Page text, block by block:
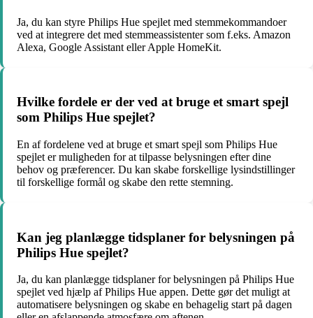
Ja, du kan styre Philips Hue spejlet med stemmekommandoer
ved at integrere det med stemmeassistenter som f.eks. Amazon
Alexa, Google Assistant eller Apple HomeKit.
Hvilke fordele er der ved at bruge et smart spejl
som Philips Hue spejlet?
En af fordelene ved at bruge et smart spejl som Philips Hue
spejlet er muligheden for at tilpasse belysningen efter dine
behov og præferencer. Du kan skabe forskellige lysindstillinger
til forskellige formål og skabe den rette stemning.
Kan jeg planlægge tidsplaner for belysningen på
Philips Hue spejlet?
Ja, du kan planlægge tidsplaner for belysningen på Philips Hue
spejlet ved hjælp af Philips Hue appen. Dette gør det muligt at
automatisere belysningen og skabe en behagelig start på dagen